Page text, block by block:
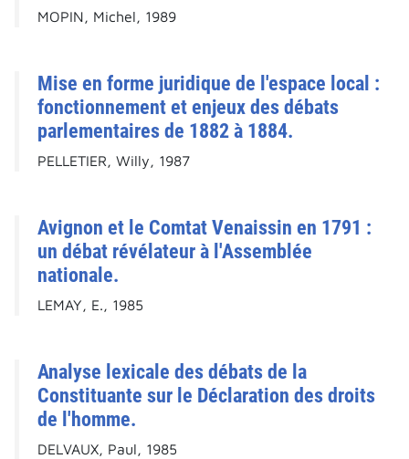
MOPIN, Michel, 1989
Mise en forme juridique de l'espace local :
fonctionnement et enjeux des débats
parlementaires de 1882 à 1884.
PELLETIER, Willy, 1987
Avignon et le Comtat Venaissin en 1791 :
un débat révélateur à l'Assemblée
nationale.
LEMAY, E., 1985
Analyse lexicale des débats de la
Constituante sur le Déclaration des droits
de l'homme.
DELVAUX, Paul, 1985